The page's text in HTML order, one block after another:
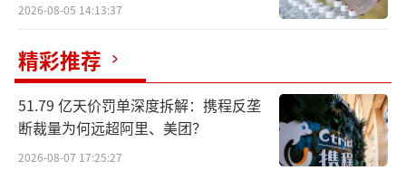
一是消费趋于理性，价格段有所下滑。消
费者逐渐从盲目追求高价酒转向更为理性的消
费选择。福建莆田经销商指出，部分消费者开
始倾向于选择性价比更高的白酒，如从五粮液
转向剑南春等。河南许昌经销商也反映，受大
环境影响，当地购酒产品档次有所下调，主要
2026-08-05 14:13:37
精彩推荐
51.79 亿天价罚单深度拆解：携程反垄
断裁量为何远超阿里、美团？
2026-08-07 17:25:27